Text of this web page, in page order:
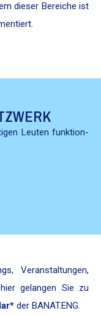
dieser Bere­iche ist
Leuten funk­tion­
Ver­anstal­tun­gen,
gelan­gen Sie zu
der BANAT.ENG.